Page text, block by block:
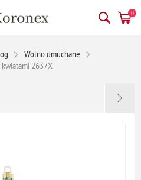
0
Wolno dmuchane
2637X